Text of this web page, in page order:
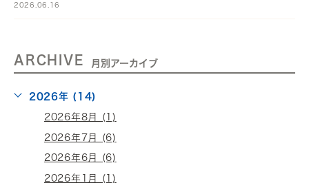
2026.06.16
ARCHIVE 月別アーカイブ
2026年 (14)
2026年8月 (1)
2026年7月 (6)
2026年6月 (6)
2026年1月 (1)